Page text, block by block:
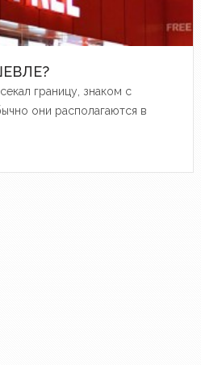
границу, знаком с
они располагаются в